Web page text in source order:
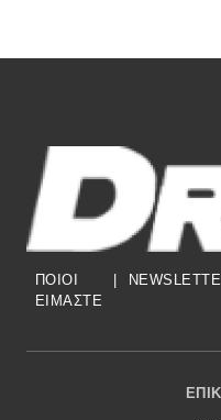
ΠΟΙΟΙ
ΕΙΜΑΣΤΕ